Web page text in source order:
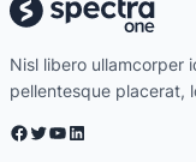
Nisl libero ullamcorper
pellentesque placerat,
Facebook Twitter YouTube LinkedIn